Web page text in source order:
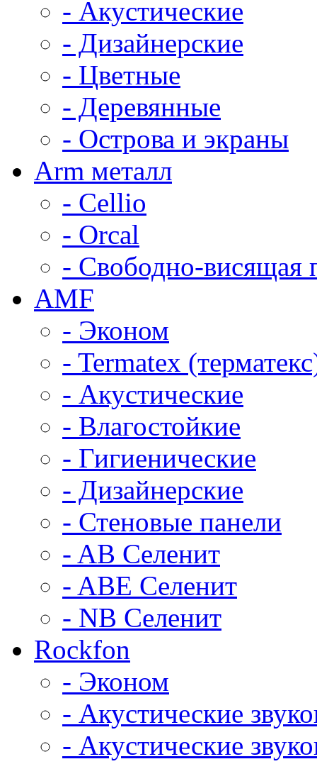
- Акустические
- Дизайнерские
- Цветные
- Деревянные
- Острова и экраны
Arm металл
- Cellio
- Orcal
- Свободно-висящая
AMF
- Эконом
- Termatex
- Акустические
- Влагостойкие
- Гигиенические
- Дизайнерские
- Стеновые панели
- AB Селенит
- ABE Селенит
- NB Селенит
Rockfon
- Эконом
- Акустические
- Акустические